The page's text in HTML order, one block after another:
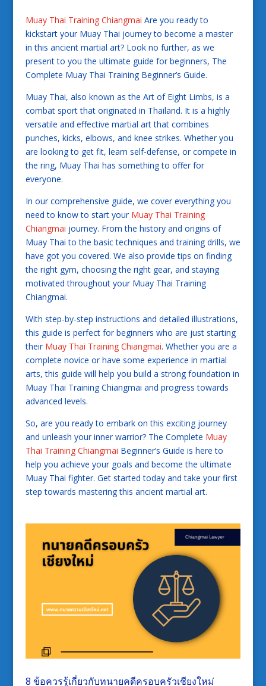
Muay Thai Training Chiangmai Are you ready to
kickstart your Muay Thai journey to become a master
in this ancient martial art? Look no further, as we
present to you the ultimate guide for beginners, The
Complete Muay Thai Training Beginner’s Guide.
Muay Thai, also known as the Art of Eight Limbs, is a
combat sport that originated in Thailand. It is a highly
versatile and effective martial art that combines
punches, kicks, elbows, and knee strikes. Whether you
are looking to get fit, learn self-defense, or compete in
the ring, Muay Thai has something to offer for
everyone.
In our comprehensive guide, we cover everything you
need to know to start your Muay Thai Training
Chiangmai journey. From the history and origins of
Muay Thai to the basic techniques and training drills, we
have got you covered. We also provide tips on finding
the right gym, choosing the right gear, and staying
motivated throughout your Muay Thai Training
Chiangmai.
With step-by-step instructions and detailed illustrations,
this guide is perfect for beginners who are just starting
their Muay Thai Training Chiangmai. Whether you are a
complete novice or have some experience in martial
arts, this guide will help you build a strong foundation in
Muay Thai Training Chiangmai and progress towards
advanced levels.
So, are you ready to embark on this exciting journey
and unleash your inner warrior? The Complete Muay
Thai Training Chiangmai Beginner’s Guide is here to
help you achieve your goals and become the ultimate
Muay Thai fighter. Get started today and take your first
step towards mastering this ancient martial art.
8 ข้อควรรู้เกี่ยวกับทนายคดีครอบครัวเชียงใหม่